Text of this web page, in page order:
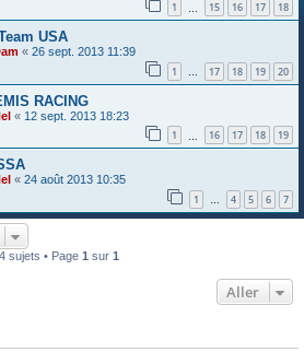
1 15 16 17 18
USA
« 26 sept. 2013 11:39
1 … 17 18 19 20
RACING
« 12 sept. 2013 18:23
1 16 17 18 19
« 24 août 2013 10:35
1 … 4 5 6 7
4 sujets • Page 1 sur 1
Aller